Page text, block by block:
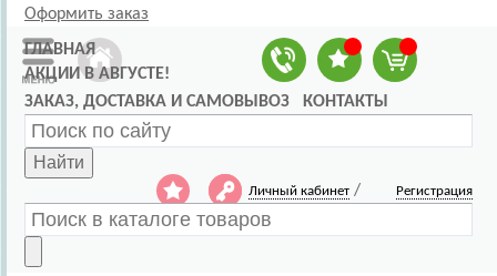
Оформить заказ
ГЛАВНАЯ
АКЦИИ В АВГУСТЕ!
ЗАКАЗ, ДОСТАВКА И САМОВЫВОЗ
КОНТАКТЫ
Найти
Личный кабинет / Регистрация